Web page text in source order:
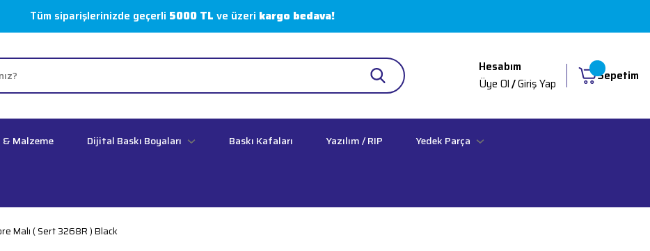
Tüm siparişlerinizde geçerli 5000 TL ve üzeri kargo bedava!
Hesabım
Üye Ol/Giriş Yap
Sepetim
& Malzeme Dijital Baskı Boyaları Baskı Kafaları Yazılım / RIP Yedek Parça
Malı ( Sert 3268R ) Black